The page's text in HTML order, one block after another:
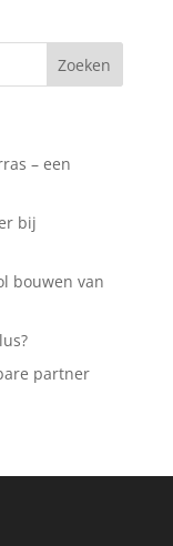
– een
bij
bouwen van
partner